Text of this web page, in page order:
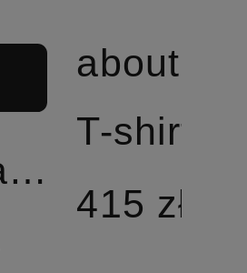
about:blank
T-shirt
415 zł